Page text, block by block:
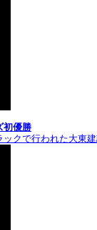
初優勝
クで行われた大東